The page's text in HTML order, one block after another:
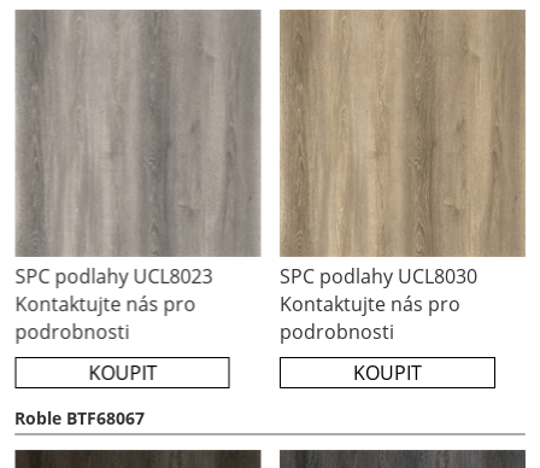
SPC podlahy UCL8030
Kontaktujte nás pro
podrobnosti
KOUPIT
SPC podlahy UCL8025
Kontaktujte nás pro
podrobnosti
KOUPIT
Roble BTF68067